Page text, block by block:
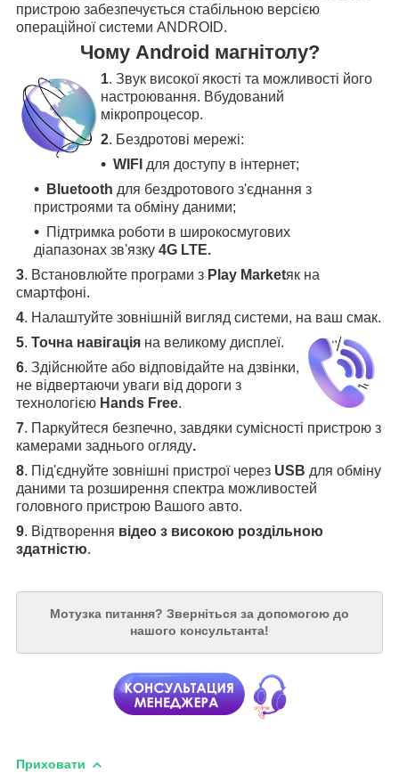
пристрою забезпечується стабільною версією
операційної системи ANDROID.
Чому Android магнітолу?
1. Звук високої якості та можливості його
настроювання. Вбудований
мікропроцесор.
2. Бездротові мережі:
WIFI для доступу в інтернет;
Bluetooth для бездротового з'єднання з
пристроями та обміну даними;
Підтримка роботи в широкосмугових
діапазонах зв'язку 4G LTE.
3. Встановлюйте програми з Play Marketяк на
смартфоні.
4. Налаштуйте зовнішній вигляд системи, на ваш смак.
5. Точна навігація на великому дисплеї.
6. Здійснюйте або відповідайте на дзвінки,
не відвертаючи уваги від дороги з
технологією Hands Free.
7. Паркуйтеся безпечно, завдяки сумісності пристрою з
камерами заднього огляду.
8. Під'єднуйте зовнішні пристрої через USB для обміну
даними та розширення спектра можливостей
головного пристрою Вашого авто.
9. Відтворення відео з високою роздільною
здатністю.
Мотузка питання? Зверніться за допомогою до
нашого консультанта!
Приховати